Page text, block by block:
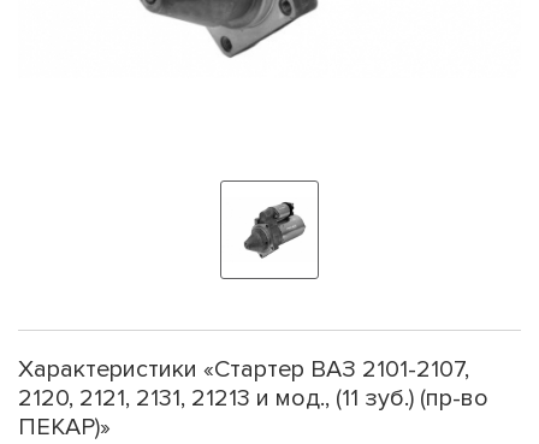
Характеристики «Стартер ВАЗ 2101-2107,
2120, 2121, 2131, 21213 и мод., (11 зуб.) (пр-во
ПЕКАР)»